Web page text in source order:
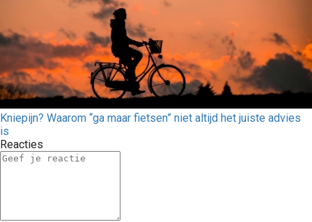
Kniepijn? Waarom “ga maar fietsen” niet altijd het juiste advies
is
Reacties